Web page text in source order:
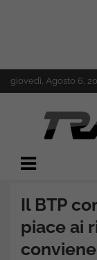
Skip
to
giovedì, Agosto 6,
Trading.it
Il BTP
piace ai